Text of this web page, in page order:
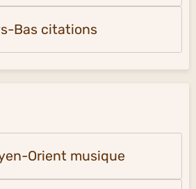
Bas citations
Orient musique